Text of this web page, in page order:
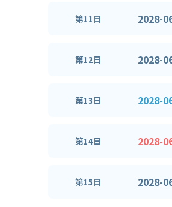
第11日 2028-
第12日 2028-
第13日 2028-
第14日 2028-
第15日 2028-